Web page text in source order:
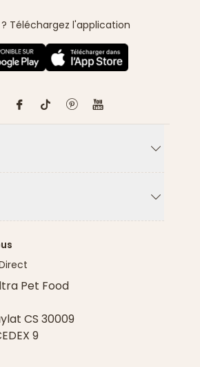
Téléchargez l'application
Pet Food
CS 30009
9